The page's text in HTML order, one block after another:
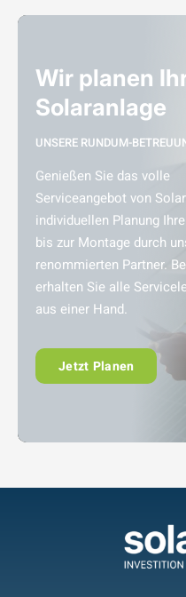
Wir planen
Solaranlage
UNSERE RUNDUM-
Genießen Sie das volle
Serviceangebot von
individuellen Planung
bis zur Montage durch
renommierten Partner.
erhalten Sie alle
aus einer Hand.
Jetzt Planen